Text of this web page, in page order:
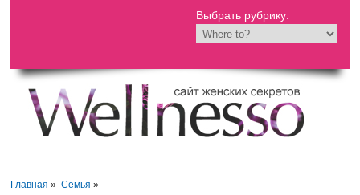
Выбрать рубрику:
Главная » Семья »